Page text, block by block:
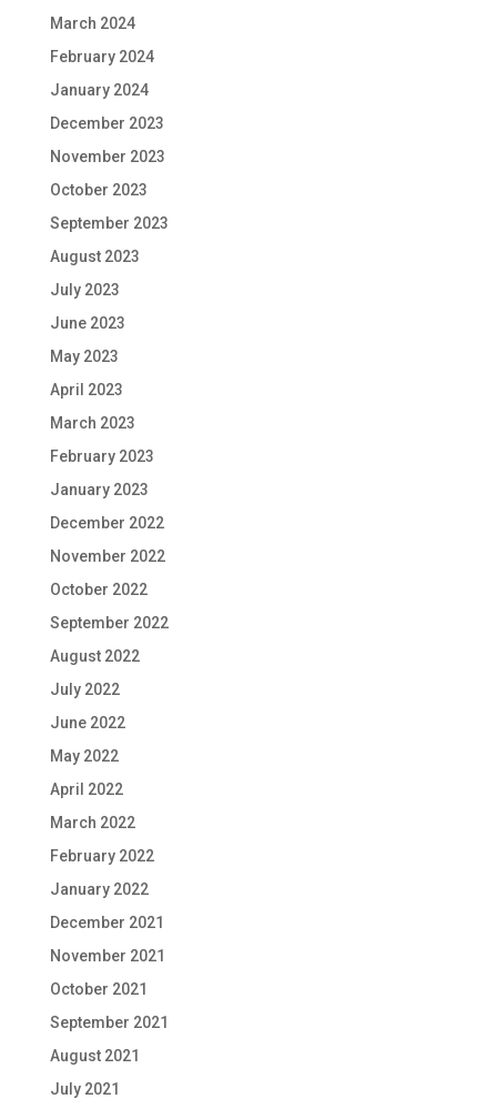
March 2024
February 2024
January 2024
December 2023
November 2023
October 2023
September 2023
August 2023
July 2023
June 2023
May 2023
April 2023
March 2023
February 2023
January 2023
December 2022
November 2022
October 2022
September 2022
August 2022
July 2022
June 2022
May 2022
April 2022
March 2022
February 2022
January 2022
December 2021
November 2021
October 2021
September 2021
August 2021
July 2021